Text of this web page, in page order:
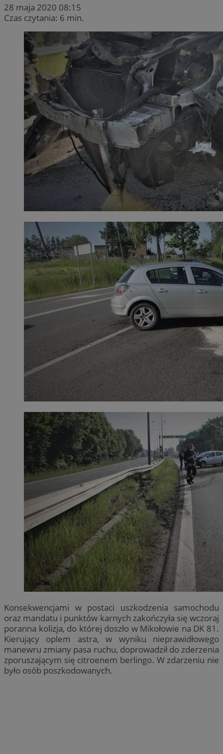
28 maja 2020 08:15
Czas czytania: 6 min.
Konsekwencjami w postaci uszkodzenia samochodu
oraz mandatu i punktów karnych zakończyła się wczoraj
poranna kolizja, do której doszło w Mikołowie na DK 81.
Kierujący oplem astra, w wyniku nieprawidłowego
manewru zmiany pasa ruchu, doprowadził do zderzenia
zporuszającym się citroenem berlingo. W zdarzeniu nie
było osób poszkodowanych.